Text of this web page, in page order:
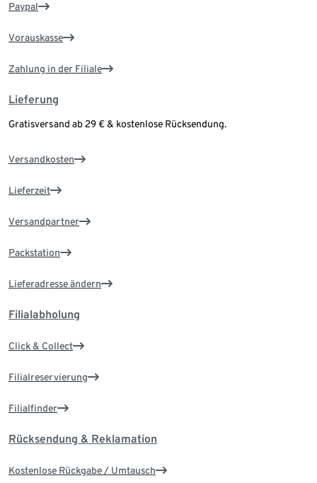
Paypal
Vorauskasse
Zahlung in der Filiale
Lieferung
Gratisversand ab 29 € & kostenlose Rücksendung.
Versandkosten
Lieferzeit
Versandpartner
Packstation
Lieferadresse ändern
Filialabholung
Click & Collect
Filialreservierung
Filialfinder
Rücksendung & Reklamation
Kostenlose Rückgabe / Umtausch